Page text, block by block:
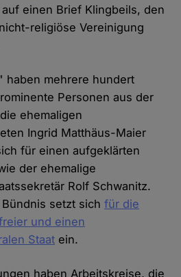
einen Brief Klingbeils, den
religiöse Vereinigung
haben mehrere hundert
Personen aus der
ehemaligen
Ingrid Matthäus-Maier
für einen aufgeklärten
der ehemalige
Rolf Schwanitz.
Bündnis setzt sichfür die
und einen
Staat ein.
haben Arbeitskreise, die